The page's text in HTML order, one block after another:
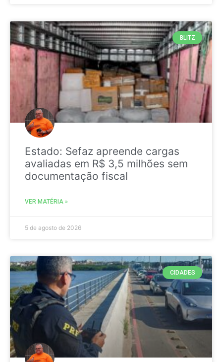
BLITZ
Estado: Sefaz apreende cargas
avaliadas em R$ 3,5 milhões sem
documentação fiscal
VER MATÉRIA »
5 de agosto de 2026
CIDADES